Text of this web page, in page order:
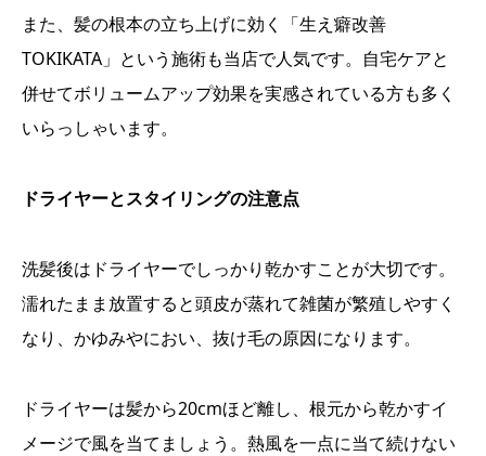
また、髪の根本の立ち上げに効く「生え癖改善
TOKIKATA」という施術も当店で人気です。自宅ケアと
併せてボリュームアップ効果を実感されている方も多く
いらっしゃいます。
ドライヤーとスタイリングの注意点
洗髪後はドライヤーでしっかり乾かすことが大切です。
濡れたまま放置すると頭皮が蒸れて雑菌が繁殖しやすく
なり、かゆみやにおい、抜け毛の原因になります。
ドライヤーは髪から20cmほど離し、根元から乾かすイ
メージで風を当てましょう。熱風を一点に当て続けない